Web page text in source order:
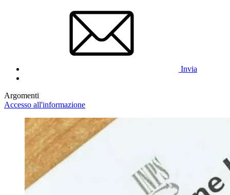
Invia
Argomenti
Accesso all'informazione